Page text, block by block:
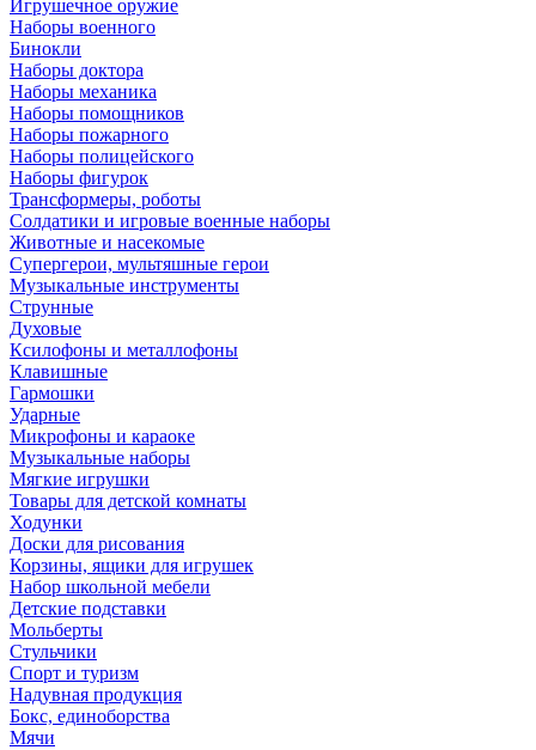
Игрушечное оружие
Наборы военного
Бинокли
Наборы доктора
Наборы механика
Наборы помощников
Наборы пожарного
Наборы полицейского
Наборы фигурок
Трансформеры, роботы
Солдатики и игровые военные наборы
Животные и насекомые
Супергерои, мультяшные герои
Музыкальные инструменты
Струнные
Духовые
Ксилофоны и металлофоны
Клавишные
Гармошки
Ударные
Микрофоны и караоке
Музыкальные наборы
Мягкие игрушки
Товары для детской комнаты
Ходунки
Доски для рисования
Корзины, ящики для игрушек
Набор школьной мебели
Детские подставки
Мольберты
Стульчики
Спорт и туризм
Надувная продукция
Бокс, единоборства
Мячи